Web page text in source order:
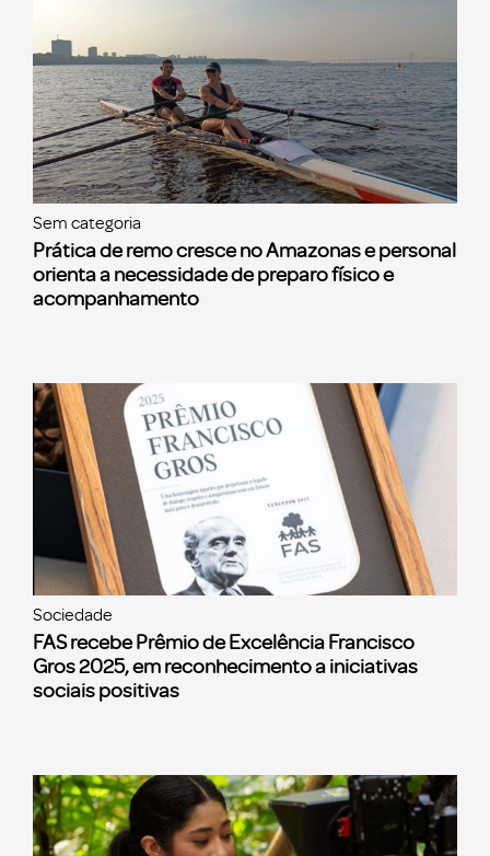
Sem categoria
Prática de remo cresce no Amazonas e personal
orienta a necessidade de preparo físico e
acompanhamento
Sociedade
FAS recebe Prêmio de Excelência Francisco
Gros 2025, em reconhecimento a iniciativas
sociais positivas